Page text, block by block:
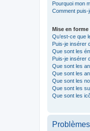
Pourquoi mon
Comment
Mise en
Qu’est-ce que
Puis-je insérer
Que sont les
Puis-je insérer
Que sont les
Que sont les
Que sont les
Que sont les
Que sont les